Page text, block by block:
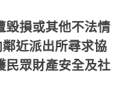
毀損或其他不法情
近派出所尋求協
民眾財產安全及社